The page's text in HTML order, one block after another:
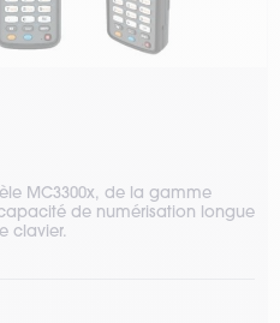
MC3300x, de la gamme
de numérisation longue
clavier.